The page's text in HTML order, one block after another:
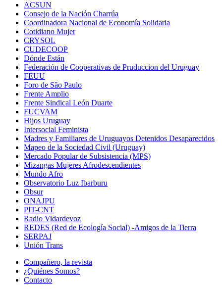
ACSUN
Consejo de la Nación Charrúa
Coordinadora Nacional de Economía Solidaria
Cotidiano Mujer
CRYSOL
CUDECOOP
Dónde Están
Federación de Cooperativas de Pruduccion del Uruguay
FEUU
Foro de São Paulo
Frente Amplio
Frente Sindical León Duarte
FUCVAM
Hijos Uruguay
Intersocial Feminista
Madres y Familiares de Uruguayos Detenidos Desaparecidos
Mapeo de la Sociedad Civil (Uruguay)
Mercado Popular de Subsistencia (MPS)
Mizangas Mujeres Afrodescendientes
Mundo Afro
Observatorio Luz Ibarburu
Obsur
ONAJPU
PIT-CNT
Radio Vidardevoz
REDES (Red de Ecología Social) -Amigos de la Tierra
SERPAJ
Unión Trans
Compañero, la revista
¿Quiénes Somos?
Contacto